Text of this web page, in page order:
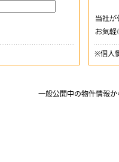
※個人
一般公開中の物件情報